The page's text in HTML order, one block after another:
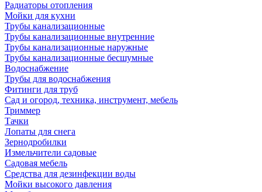
Радиаторы отопления
Мойки для кухни
Трубы канализационные
Трубы канализационные внутренние
Трубы канализационные наружные
Трубы канализационные бесшумные
Водоснабжение
Трубы для водоснабжения
Фитинги для труб
Сад и огород, техника, инструмент, мебель
Триммер
Тачки
Лопаты для снега
Зернодробилки
Измельчители садовые
Садовая мебель
Средства для дезинфекции воды
Мойки высокого давления